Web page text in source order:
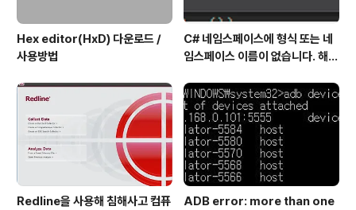
Hex editor(HxD) 다운로드 /
사용방법
C# 네임스페이스에 형식 또는 네
임스페이스 이름이 없습니다. 해결
Redline을 사용해 침해사고 컴퓨
ADB error: more than one